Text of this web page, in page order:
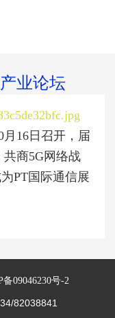
业论坛
月 16 日召开，届
共商5G网络战
PT国际通信展
备09046230号-2
82038841